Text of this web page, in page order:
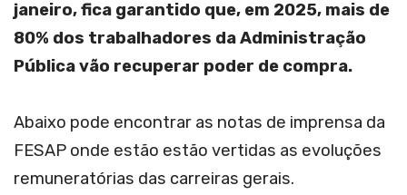
janeiro, fica garantido que, em 2025, mais de
80% dos trabalhadores da Administração
Pública vão recuperar poder de compra.
Abaixo pode encontrar as notas de imprensa da
FESAP onde estão estão vertidas as evoluções
remuneratórias das carreiras gerais.